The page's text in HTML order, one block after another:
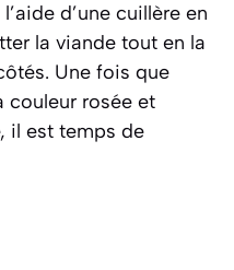
d’une cuillère en
la viande tout en la
Une fois que
couleur rosée et
il est temps de